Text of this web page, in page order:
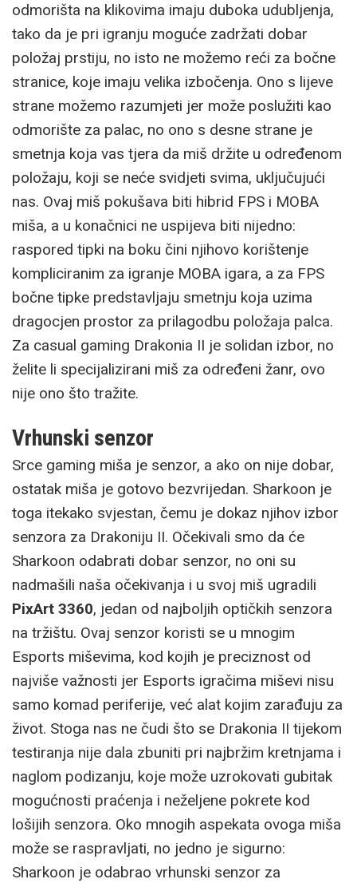
odmorišta na klikovima imaju duboka udubljenja,
tako da je pri igranju moguće zadržati dobar
položaj prstiju, no isto ne možemo reći za bočne
stranice, koje imaju velika izbočenja. Ono s lijeve
strane možemo razumjeti jer može poslužiti kao
odmorište za palac, no ono s desne strane je
smetnja koja vas tjera da miš držite u određenom
položaju, koji se neće svidjeti svima, uključujući
nas. Ovaj miš pokušava biti hibrid FPS i MOBA
miša, a u konačnici ne uspijeva biti nijedno:
raspored tipki na boku čini njihovo korištenje
kompliciranim za igranje MOBA igara, a za FPS
bočne tipke predstavljaju smetnju koja uzima
dragocjen prostor za prilagodbu položaja palca.
Za casual gaming Drakonia II je solidan izbor, no
želite li specijalizirani miš za određeni žanr, ovo
nije ono što tražite.
Vrhunski senzor
Srce gaming miša je senzor, a ako on nije dobar,
ostatak miša je gotovo bezvrijedan. Sharkoon je
toga itekako svjestan, čemu je dokaz njihov izbor
senzora za Drakoniju II. Očekivali smo da će
Sharkoon odabrati dobar senzor, no oni su
nadmašili naša očekivanja i u svoj miš ugradili
PixArt 3360, jedan od najboljih optičkih senzora
na tržištu. Ovaj senzor koristi se u mnogim
Esports miševima, kod kojih je preciznost od
najviše važnosti jer Esports igračima miševi nisu
samo komad periferije, već alat kojim zarađuju za
život. Stoga nas ne čudi što se Drakonia II tijekom
testiranja nije dala zbuniti pri najbržim kretnjama i
naglom podizanju, koje može uzrokovati gubitak
mogućnosti praćenja i neželjene pokrete kod
lošijih senzora. Oko mnogih aspekata ovoga miša
može se raspravljati, no jedno je sigurno:
Sharkoon je odabrao vrhunski senzor za